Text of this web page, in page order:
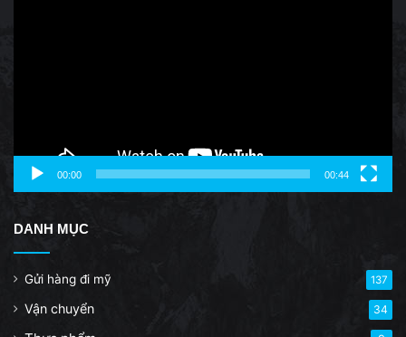
00:00 00:44
DANH MỤC
Gửi hàng đi mỹ 137
Vận chuyển 34